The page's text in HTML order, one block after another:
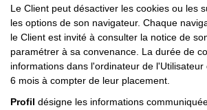
Le Client peut désactiver les cookies ou les
les options de son navigateur. Chaque
le Client est invité à consulter la notice de
paramétrer à sa convenance. La durée de
informations dans l'ordinateur de
6 mois à compter de leur placement.
Profil désigne les informations